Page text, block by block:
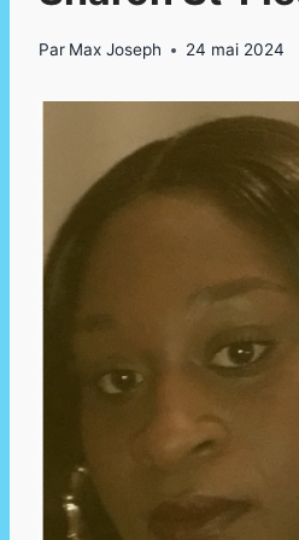
Par Max Joseph 24 mai 2024